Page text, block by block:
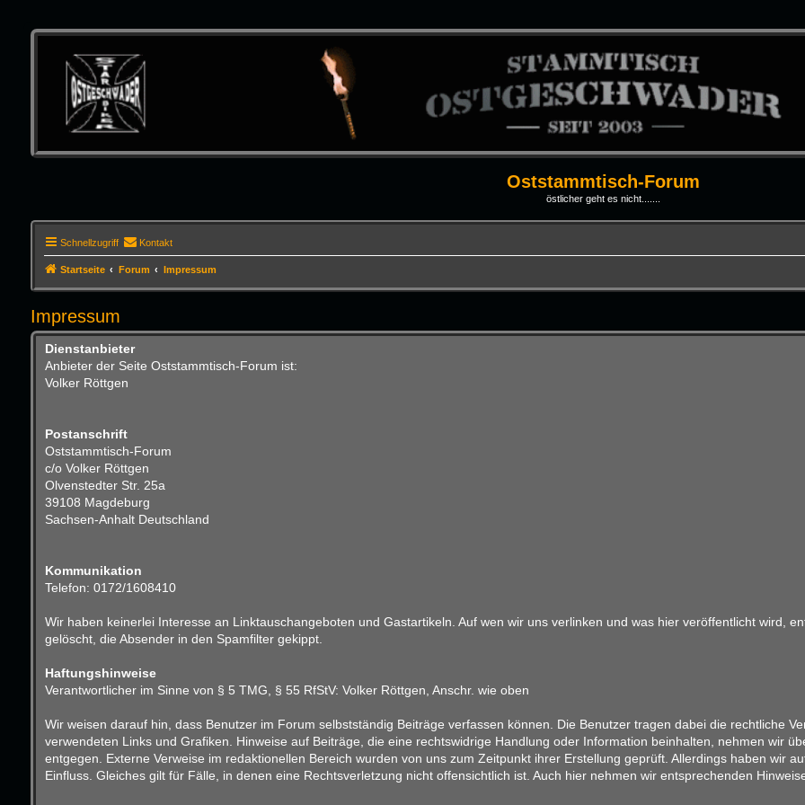
Oststammtisch-Forum
östlicher geht es nicht.......
Schnellzugriff Kontakt
Startseite Forum Impressum
Impressum
Dienstanbieter
Anbieter der Seite Oststammtisch-Forum ist:
Volker Röttgen
Postanschrift
Oststammtisch-Forum
c/o Volker Röttgen
Olvenstedter Str. 25a
39108 Magdeburg
Sachsen-Anhalt Deutschland
Kommunikation
Telefon: 0172/1608410
Wir haben keinerlei Interesse an Linktauschangeboten und Gastartikeln. Auf wen wir uns verlinken und was hier veröffentlicht wird,
gelöscht, die Absender in den Spamfilter gekippt.
Haftungshinweise
Verantwortlicher im Sinne von § 5 TMG, § 55 RfStV: Volker Röttgen, Anschr. wie oben
Wir weisen darauf hin, dass Benutzer im Forum selbstständig Beiträge verfassen können. Die Benutzer tragen dabei die rechtliche
verwendeten Links und Grafiken. Hinweise auf Beiträge, die eine rechtswidrige Handlung oder Information beinhalten, nehmen wir
entgegen. Externe Verweise im redaktionellen Bereich wurden von uns zum Zeitpunkt ihrer Erstellung geprüft. Allerdings haben wir
Einfluss. Gleiches gilt für Fälle, in denen eine Rechtsverletzung nicht offensichtlich ist. Auch hier nehmen wir entsprechenden